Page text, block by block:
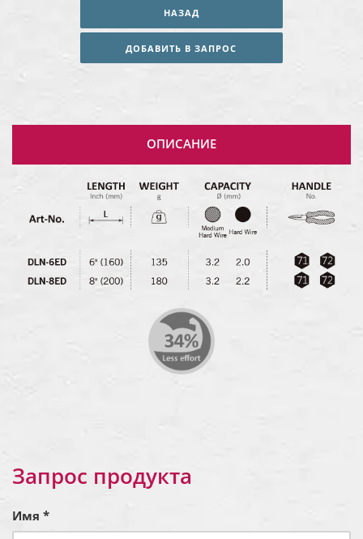
НАЗАД
ДОБАВИТЬ В ЗАПРОС
ОПИСАНИЕ
Запрос продукта
Имя *